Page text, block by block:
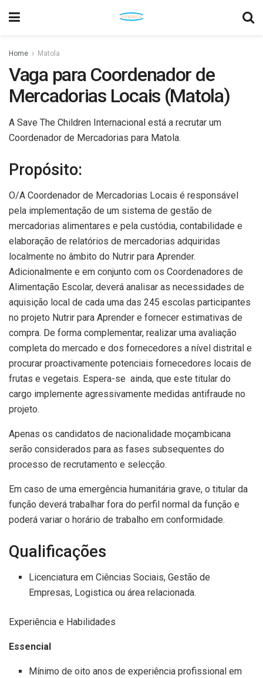
Home Matola
Vaga para Coordenador de
Mercadorias Locais (Matola)
A Save The Children Internacional está a recrutar um
Coordenador de Mercadorias para Matola.
Propósito:
O/A Coordenador de Mercadorias Locais é responsável
pela implementação de um sistema de gestão de
mercadorias alimentares e pela custódia, contabilidade e
elaboração de relatórios de mercadorias adquiridas
localmente no âmbito do Nutrir para Aprender.
Adicionalmente e em conjunto com os Coordenadores de
Alimentação Escolar, deverá analisar as necessidades de
aquisição local de cada uma das 245 escolas participantes
no projeto Nutrir para Aprender e fornecer estimativas de
compra. De forma complementar, realizar uma avaliação
completa do mercado e dos fornecedores a nível distrital e
procurar proactivamente potenciais fornecedores locais de
frutas e vegetais. Espera-se ainda, que este titular do
cargo implemente agressivamente medidas antifraude no
projeto.
Apenas os candidatos de nacionalidade moçambicana
serão considerados para as fases subsequentes do
processo de recrutamento e selecção.
Em caso de uma emergência humanitária grave, o titular da
função deverá trabalhar fora do perfil normal da função e
poderá variar o horário de trabalho em conformidade.
Qualificações
Licenciatura em Ciências Sociais, Gestão de
Empresas, Logistica ou área relacionada.
Experiência e Habilidades
Essencial
Mínimo de oito anos de experiência profissional em